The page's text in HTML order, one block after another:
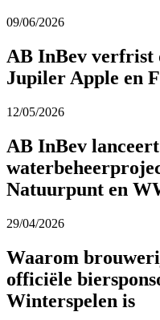
09/06/2026
AB InBev verfrist
Jupiler Apple en
12/05/2026
AB InBev
Natuurpunt en
29/04/2026
Waarom
officiële
Winterspelen is